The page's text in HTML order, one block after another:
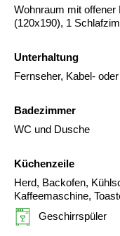
Wohnraum mit
(120x190), 1
Unterhaltung
Fernseher, Kabel-
Badezimmer
WC und Dusche
Küchenzeile
Herd, Backofen,
Kaffeemaschine,
Geschirrspüler